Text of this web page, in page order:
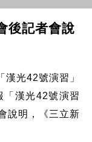
記者會說
光42號演習」
「漢光42號演習
說明，《三立新